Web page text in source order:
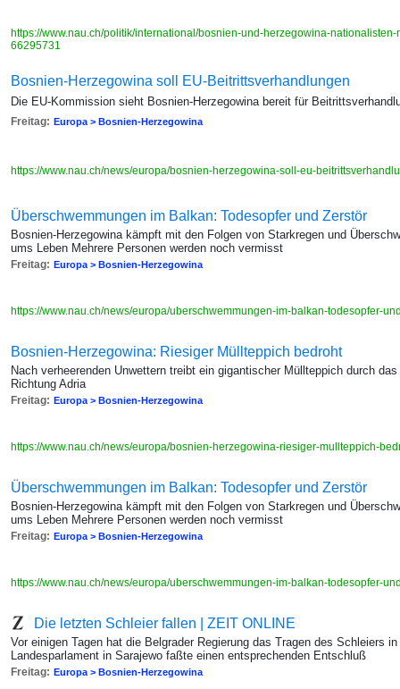
https://www.nau.ch/politik/international/bosnien-und-herzegowina-
66295731
Bosnien-Herzegowina soll EU-Beitrittsverhandlungen
Die EU-Kommission sieht Bosnien-Herzegowina bereit für
Freitag: Europa > Bosnien-Herzegowina
https://www.nau.ch/news/europa/bosnien-herzegowina-soll-eu-
Überschwemmungen im Balkan: Todesopfer und Zerstör
Bosnien-Herzegowina kämpft mit den Folgen von Starkregen und
ums Leben Mehrere Personen werden noch vermisst
Freitag: Europa > Bosnien-Herzegowina
https://www.nau.ch/news/europa/uberschwemmungen-im-balkan-todesopfer-
Bosnien-Herzegowina: Riesiger Müllteppich bedroht
Nach verheerenden Unwettern treibt ein gigantischer Müllteppich durch
Richtung Adria
Freitag: Europa > Bosnien-Herzegowina
https://www.nau.ch/news/europa/bosnien-herzegowina-riesiger-mullteppich-
Überschwemmungen im Balkan: Todesopfer und Zerstör
Bosnien-Herzegowina kämpft mit den Folgen von Starkregen und
ums Leben Mehrere Personen werden noch vermisst
Freitag: Europa > Bosnien-Herzegowina
https://www.nau.ch/news/europa/uberschwemmungen-im-balkan-todesopfer-
Die letzten Schleier fallen | ZEIT ONLINE
Vor einigen Tagen hat die Belgrader Regierung das Tragen des Schleiers
Landesparlament in Sarajewo faßte einen entsprechenden Entschluß
Freitag: Europa > Bosnien-Herzegowina